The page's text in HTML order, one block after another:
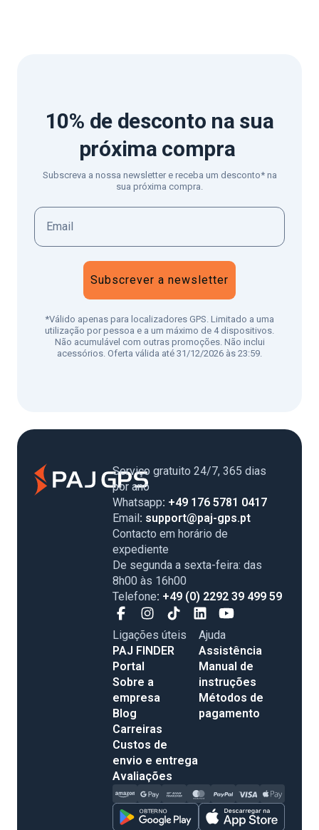
10% de desconto na sua
próxima compra
Subscreva a nossa newsletter e receba um desconto* na
sua próxima compra.
Subscrever a newsletter
*Válido apenas para localizadores GPS. Limitado a uma
utilização por pessoa e a um máximo de 4 dispositivos.
Não acumulável com outras promoções. Não inclui
acessórios. Oferta válida até 31/12/2026 às 23:59.
Serviço gratuito 24/7, 365 dias
por ano
Whatsapp: +49 176 5781 0417
Email: support@paj-gps.pt
Contacto em horário de
expediente
De segunda a sexta-feira: das
8h00 às 16h00
Telefone: +49 (0) 2292 39 499 59
Ligações úteis
PAJ FINDER
Portal
Sobre a
empresa
Blog
Carreiras
Custos de
envio e entrega
Avaliações
Ajuda
Assistência
Manual de
instruções
Métodos de
pagamento